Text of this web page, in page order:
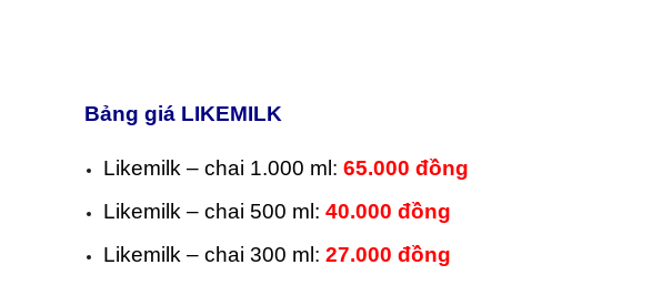
Bảng giá LIKEMILK
Likemilk – chai 1.000 ml : 65.000 đồng
Likemilk – chai 500 ml: 40.000 đồng
Likemilk – chai 300 ml : 27.000 đồng